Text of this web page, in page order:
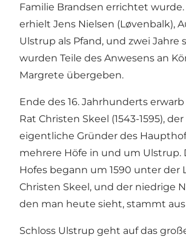
Familie Brandsen errichtet wurde.
erhielt Jens Nielsen (Løvenbalk),
Ulstrup als Pfand, und zwei Jahre
wurden Teile des Anwesens an
Margrete übergeben.
Ende des 16. Jahrhunderts
Rat Christen Skeel (1543-1595),
eigentliche Gründer des
mehrere Höfe in und um Ulstrup.
Hofes begann um 1590 unter der
Christen Skeel, und der niedrige
den man heute sieht, stammt aus
Schloss Ulstrup geht auf das